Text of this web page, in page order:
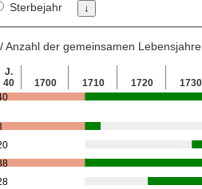
Sterbejahr
der gemeinsamen Lebensjahre
J.
40
1700 1710 1720 1730